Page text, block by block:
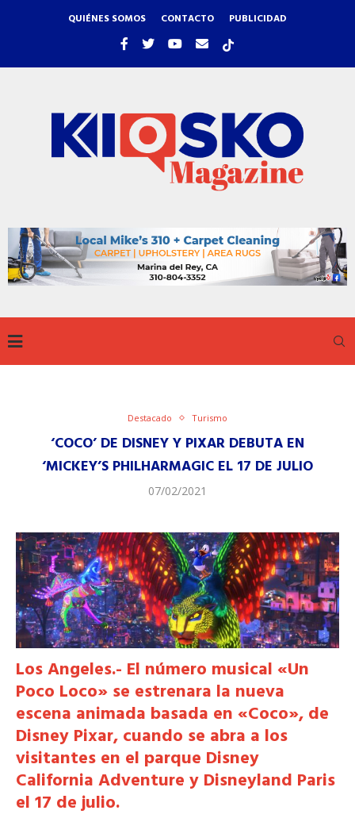
QUIÉNES SOMOS CONTACTO PUBLICIDAD
Destacado Turismo
‘COCO’ DE DISNEY Y PIXAR DEBUTA EN
‘MICKEY’S PHILHARMAGIC EL 17 DE JULIO
07/02/2021
Los Angeles.- El número musical «Un
Poco Loco» se estrenara la nueva
escena animada basada en «Coco», de
Disney Pixar, cuando se abra a los
visitantes en el parque Disney
California Adventure y Disneyland Paris
el 17 de julio.